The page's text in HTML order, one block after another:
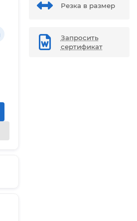
Резка в размер
Запросить
сертификат